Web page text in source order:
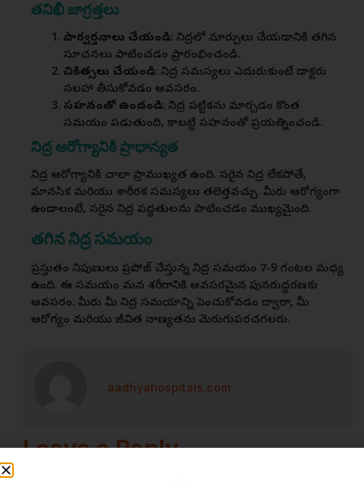
తనిఖీ జాగ్రత్తలు
పార్వర్తనాలు చేయండి: నిద్రలో మార్పులు చేయడానికి తగిన
సూచనలు పాటించడం ప్రారంభించండి.
చికిత్సలు చేయండి: నిద్ర సమస్యలు ఎదురుకుంటే డాక్టరు
సలహా తీసుకోవడం అవసరం.
సహనంతో ఉండండి: నిద్ర పట్టికను మార్చడం కొంత
సమయం పడుతుంది, కాబట్టి సహనంతో ప్రయత్నించండి.
నిద్ర ఆరోగ్యానికి ప్రాధాన్యత
నిద్ర ఆరోగ్యానికి చాలా ప్రాముఖ్యత ఉంది. సరైన నిద్ర లేకపోతే,
మానసిక మరియు శారీరక సమస్యలు తలెత్తవచ్చు. మీరు ఆరోగ్యంగా
ఉండాలంటే, సరైన నిద్ర పద్ధతులను పాటించడం ముఖ్యమైంది.
తగిన నిద్ర సమయం
ప్రస్తుతం నిపుణులు ప్రపోజ్ చేస్తున్న నిద్ర సమయం 7-9 గంటల మధ్య
ఉంది. ఈ సమయం మన శరీరానికి అవసరమైన పునరుద్ధరణకు
అవసరం. మీరు మీ నిద్ర సమయాన్ని పెంచుకోవడం ద్వారా, మీ
ఆరోగ్యం మరియు జీవిత నాణ్యతను మెరుగుపరచగలరు.
aadhyahospitals.com
Leave a Reply